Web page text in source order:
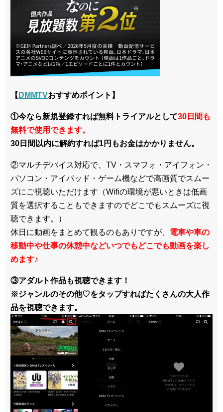
【 DMMTVおすすめポイント】
①今なら新規登録すれば無料トライアルとして30日間も
無料で使用できます。
30日間以内に解約すれば1円もお金はかかりません。
②マルチデバイス対応で、TV・スマフォ・アイフォン・
パソコン・アイパッド・ゲーム機などで高画質でスムー
ズにご視聴いただけます（Wifiの環境が悪いときは低画
質を選択することもできますのでどこでもスムーズに視
聴できます。）
休日に動画をまとめて観るのもありですが、 電車や車の
移動中や仕事の休憩中などいつでもどこでも動画を楽し
めます♪
③アダルト作品も視聴できます！
※ジャンルのその他♡をタップすればたくさんの大人作
品を視聴できます。